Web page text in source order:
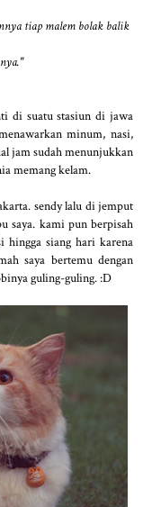
tiap malem bolak balik
di suatu stasiun di jawa
minum, nasi,
jam sudah menunjukkan
memang kelam.
sendy lalu di jemput
saya. kami pun berpisah
hingga siang hari karena
saya bertemu dengan
guling-guling. :D